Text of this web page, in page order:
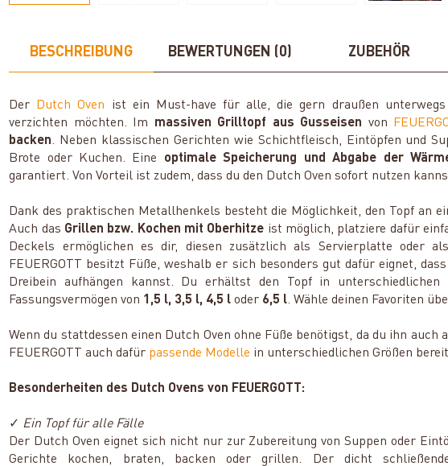
BESCHREIBUNG BEWERTUNGEN (0) ZUBEHÖR
Der Dutch Oven ist ein Must-have für alle, die gern draußen
verzichten möchten. Im massiven Grilltopf aus Gusseisen von
backen. Neben klassischen Gerichten wie Schichtfleisch, Eintöpfen und
Brote oder Kuchen. Eine optimale Speicherung und Abgabe der
garantiert. Von Vorteil ist zudem, dass du den Dutch Oven sofort nutzen
Dank des praktischen Metallhenkels besteht die Möglichkeit, den Topf an
Auch das Grillen bzw. Kochen mit Oberhitze ist möglich, platziere dafür
Deckels ermöglichen es dir, diesen zusätzlich als Servierplatte oder
FEUERGOTT besitzt Füße, weshalb er sich besonders gut dafür eignet,
Dreibein aufhängen kannst. Du erhältst den Topf in
Fassungsvermögen von 1,5 l, 3,5 l, 4,5 l oder 6,5 l. Wähle deinen Favoriten
Wenn du stattdessen einen Dutch Oven ohne Füße benötigst, da du ihn
FEUERGOTT auch dafür passende Modelle in unterschiedlichen Größen
Besonderheiten des Dutch Ovens von FEUERGOTT:
✓ Ein Topf für alle Fälle
Der Dutch Oven eignet sich nicht nur zur Zubereitung von Suppen oder
Gerichte kochen, braten, backen oder grillen. Der dicht